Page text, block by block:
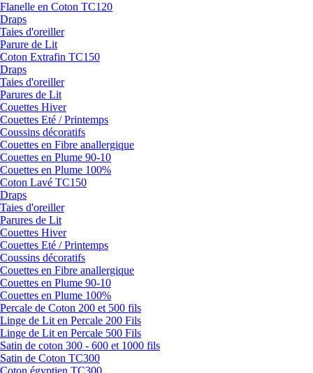
Flanelle en Coton TC120
Draps
Taies d'oreiller
Parure de Lit
Coton Extrafin TC150
Draps
Taies d'oreiller
Parures de Lit
Couettes Hiver
Couettes Eté / Printemps
Coussins décoratifs
Couettes en Fibre anallergique
Couettes en Plume 90-10
Couettes en Plume 100%
Coton Lavé TC150
Draps
Taies d'oreiller
Parures de Lit
Couettes Hiver
Couettes Eté / Printemps
Coussins décoratifs
Couettes en Fibre anallergique
Couettes en Plume 90-10
Couettes en Plume 100%
Percale de Coton 200 et 500 fils
Linge de Lit en Percale 200 Fils
Linge de Lit en Percale 500 Fils
Satin de coton 300 - 600 et 1000 fils
Satin de Coton TC300
Coton égyptien TC300